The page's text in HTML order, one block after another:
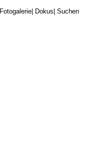
Fotogalerie| Dokus Suchen